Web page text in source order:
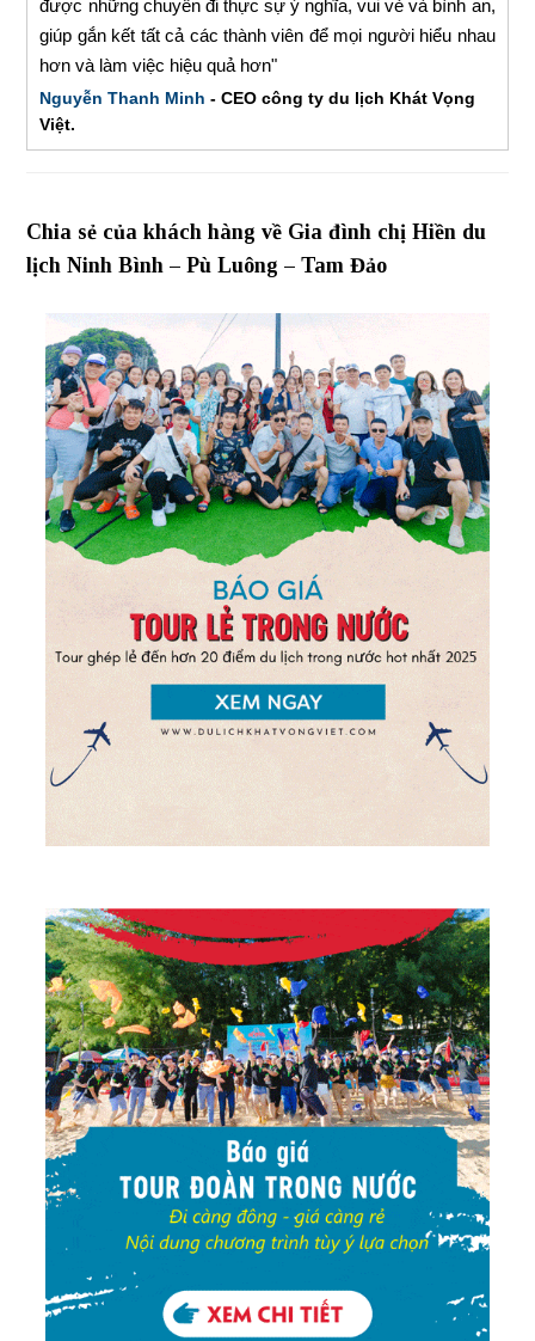
được những chuyến đi thực sự ý nghĩa, vui vẻ và bình an,
giúp gắn kết tất cả các thành viên để mọi người hiểu nhau
hơn và làm việc hiệu quả hơn"
Nguyễn Thanh Minh - CEO công ty du lịch Khát Vọng
Việt.
Chia sẻ của khách hàng về Gia đình chị Hiền du
lịch Ninh Bình – Pù Luông – Tam Đảo